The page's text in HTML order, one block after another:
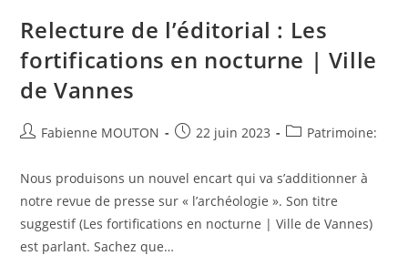
Grandes
Heures
Limur
Relecture de l’éditorial : Les
fortifications en nocturne | Ville
de Vannes
Auteur/autrice
la
publication :
Fabienne MOUTON
Post22 juin 2023
PostPatrimoine:
Nous produisons un nouvel encart qui va s’additionner à
notre revue de presse sur « l’archéologie ». Son titre
suggestif (Les fortifications en nocturne | Ville de Vannes)
est parlant. Sachez que…